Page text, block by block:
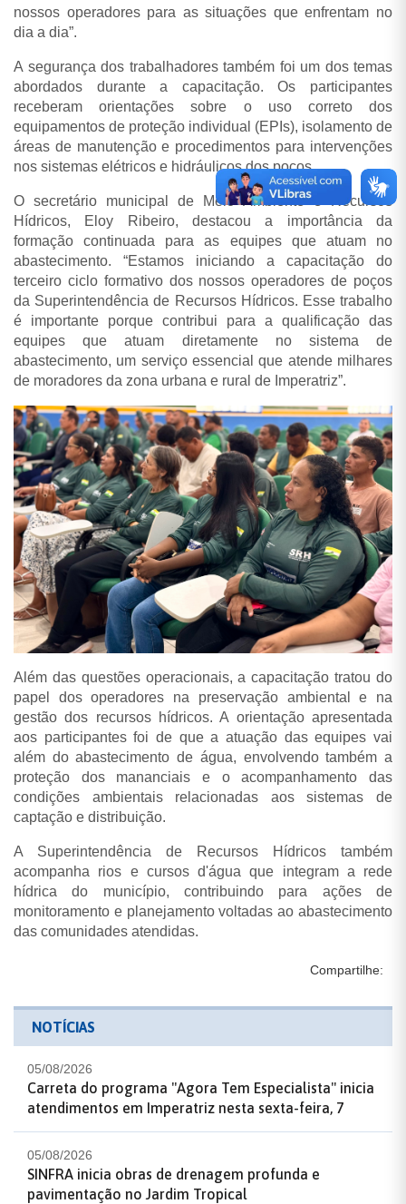
nossos operadores para as situações que enfrentam no
dia a dia”.
A segurança dos trabalhadores também foi um dos temas
abordados durante a capacitação. Os participantes
receberam orientações sobre o uso correto dos
equipamentos de proteção individual (EPIs), isolamento de
áreas de manutenção e procedimentos para intervenções
nos sistemas elétricos e hidráulicos dos poços.
O secretário municipal de Meio Ambiente e Recursos
Hídricos, Eloy Ribeiro, destacou a importância da
formação continuada para as equipes que atuam no
abastecimento. “Estamos iniciando a capacitação do
terceiro ciclo formativo dos nossos operadores de poços
da Superintendência de Recursos Hídricos. Esse trabalho
é importante porque contribui para a qualificação das
equipes que atuam diretamente no sistema de
abastecimento, um serviço essencial que atende milhares
de moradores da zona urbana e rural de Imperatriz”.
Além das questões operacionais, a capacitação tratou do
papel dos operadores na preservação ambiental e na
gestão dos recursos hídricos. A orientação apresentada
aos participantes foi de que a atuação das equipes vai
além do abastecimento de água, envolvendo também a
proteção dos mananciais e o acompanhamento das
condições ambientais relacionadas aos sistemas de
captação e distribuição.
A Superintendência de Recursos Hídricos também
acompanha rios e cursos d'água que integram a rede
hídrica do município, contribuindo para ações de
monitoramento e planejamento voltadas ao abastecimento
das comunidades atendidas.
Compartilhe:
NOTÍCIAS
05/08/2026
Carreta do programa "Agora Tem Especialista" inicia
atendimentos em Imperatriz nesta sexta-feira, 7
05/08/2026
SINFRA inicia obras de drenagem profunda e
pavimentação no Jardim Tropical